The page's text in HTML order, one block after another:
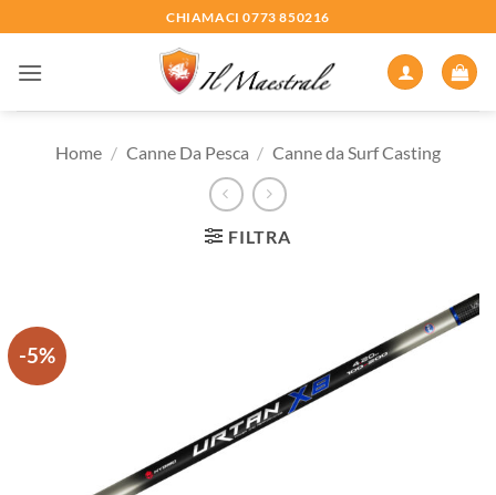
ai
contenuti
CHIAMACI 0773 850216
Home / Canne Da Pesca / Canne da Surf Casting
FILTRA
-5%